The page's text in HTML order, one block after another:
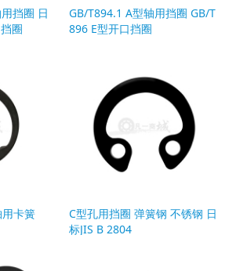
挡圈 日
圈
GB/T894.1 A型轴用挡圈 GB/T
896 E型开口挡圈
卡簧
C型孔用挡圈 弹簧钢 不锈钢 日
标JIS B 2804